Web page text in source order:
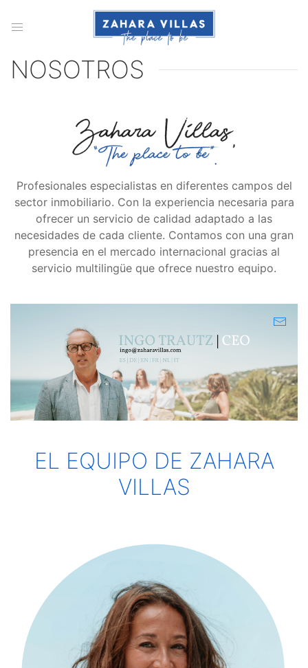
NOSOTROS
Profesionales especialistas en diferentes campos del
sector inmobiliario. Con la experiencia necesaria para
ofrecer un servicio de calidad adaptado a las
necesidades de cada cliente. Contamos con una gran
presencia en el mercado internacional gracias al
servicio multilingüe que ofrece nuestro equipo.
EL EQUIPO DE ZAHARA
VILLAS